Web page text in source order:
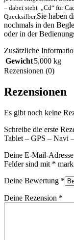
– dabei steht „Cd“ für
Quecksilber.Sie haben
nochmals in den
oder in der
Zusätzliche
Gewicht5,000 kg
Rezensionen (0)
Rezensionen
Es gibt noch keine
Schreibe die erste
Tablet – GPS – Navi
Deine E-Mail-
Felder sind mit *
Deine Bewertung *
Deine Rezension *